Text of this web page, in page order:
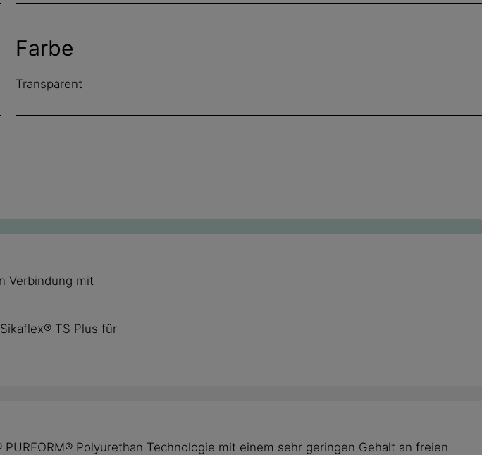
Farbe
Transparent
Verbindung mit
TS Plus für
Polyurethan Technologie mit einem sehr geringen Gehalt an freien